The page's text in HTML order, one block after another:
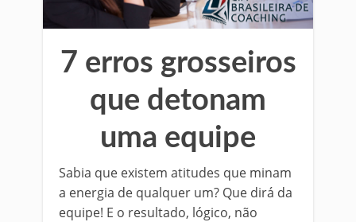
7 erros grosseiros
que detonam
uma equipe
Sabia que existem atitudes que minam
a energia de qualquer um? Que dirá da
equipe! E o resultado, lógico, não